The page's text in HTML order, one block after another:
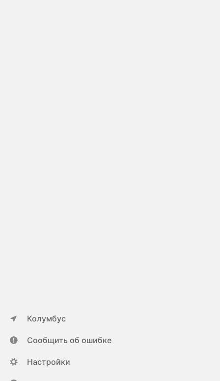
Колумбус
Сообщить об ошибке
Настройки